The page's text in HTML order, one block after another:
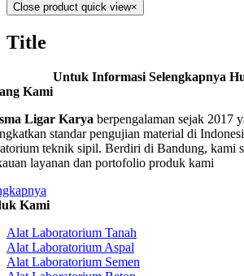
Close product quick view×
Title
Untuk Informasi Selengkapnya
Kami
Ligar Karya berpengalaman sejak 2017
standar pengujian material di
teknik sipil. Berdiri di Bandung, kami
layanan dan portofolio produk kami
Kami
Alat Laboratorium Tanah
Alat Laboratorium Aspal
Alat Laboratorium Semen